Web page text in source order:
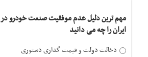
مهم ترین دلیل عدم موفقیت صنعت خودرو در
ایران را چه می دانید
دخالت دولت و قیمت گذاری دستوری